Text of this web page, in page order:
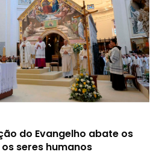
do Evangelho abate os
seres humanos